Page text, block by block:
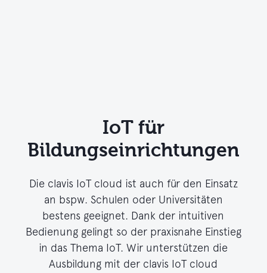
IoT für
Bildungseinrichtungen
Die clavis IoT cloud ist auch für den Einsatz
an bspw. Schulen oder Universitäten
bestens geeignet. Dank der intuitiven
Bedienung gelingt so der praxisnahe Einstieg
in das Thema IoT. Wir unterstützen die
Ausbildung mit der clavis IoT cloud